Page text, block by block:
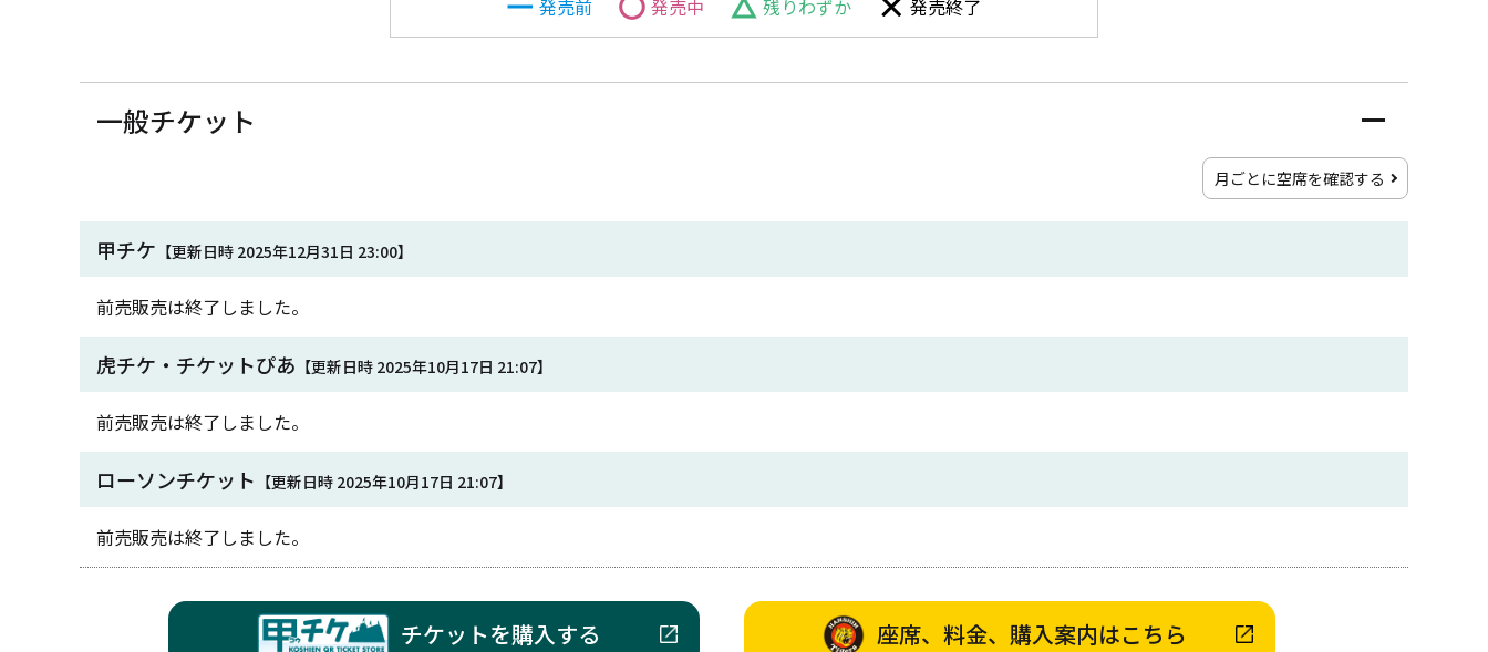
発売前 発売中 残りわずか 発売終了
一般チケット
月ごとに空席を確認する
甲チケ 【更新日時 2025年12月31日 23:00】
前売販売は終了しました。
虎チケ・チケットぴあ 【更新日時 2025年10月17日 21:07】
前売販売は終了しました。
ローソンチケット 【更新日時 2025年10月17日 21:07】
前売販売は終了しました。
チケットを購入する 座席、料金、購入案内はこちら